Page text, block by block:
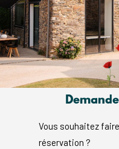
Vous souhaitez
réservation ?